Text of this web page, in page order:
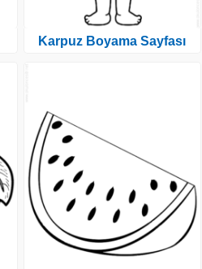
Karpuz Boyama Sayfası